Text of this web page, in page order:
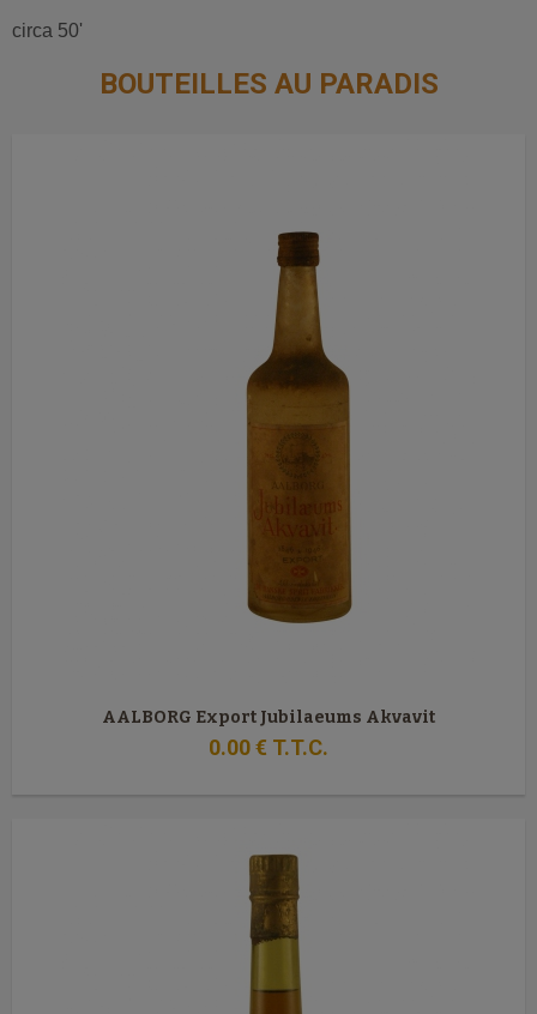
circa 50'
BOUTEILLES AU PARADIS
AALBORG Export Jubilaeums Akvavit
0.00€ T.T.C.